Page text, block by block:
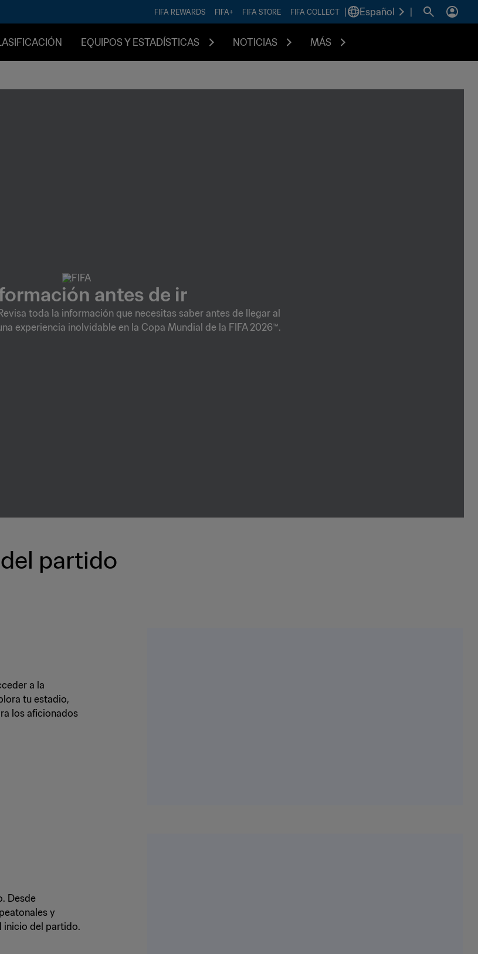
FIFA REWARDS FIFA+ FIFA STORE FIFA COLLECT Español
EQUIPOS Y ESTADÍSTICAS NOTICIAS MÁS
antes de ir
toda la información que necesitas saber antes de llegar al
experiencia inolvidable en la Copa Mundial de la FIFA 2026™.
partido
a la
tu estadio,
los aficionados
Desde
y
inicio del partido.